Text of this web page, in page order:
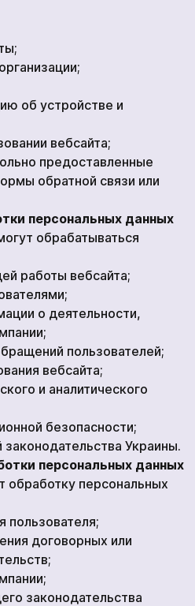
об устройстве и
вебсайта;
предоставленные
обратной связи или
персональных данных
обрабатываться
работы вебсайта;
о деятельности,
пользователей;
вебсайта;
и аналитического
безопасности;
Украины.
персональных данных
обработку персональных
пользователя;
договорных или
законодательства